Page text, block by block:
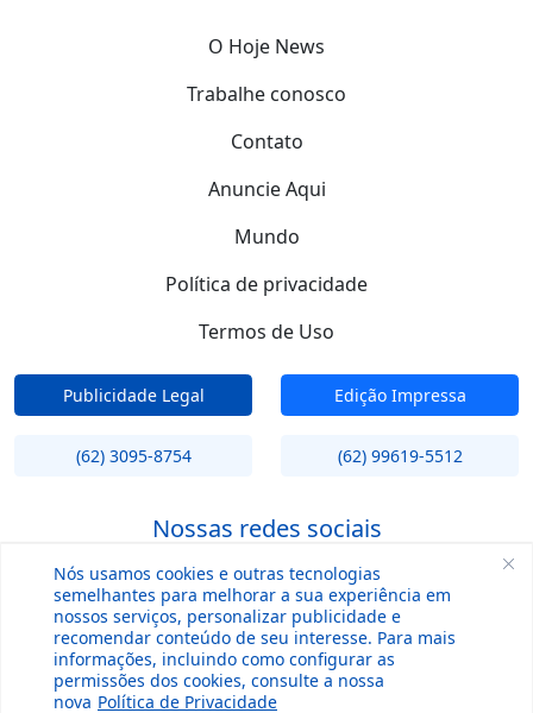
Nós usamos cookies e outras tecnologias
semelhantes para melhorar a sua experiência em
nossos serviços, personalizar publicidade e
recomendar conteúdo de seu interesse. Para mais
informações, incluindo como configurar as
permissões dos cookies, consulte a nossa
nova Política de Privacidade
O Hoje News
Trabalhe conosco
Contato
Anuncie Aqui
Mundo
Política de privacidade
Termos de Uso
Publicidade Legal Edição Impressa
(62) 3095-8754 (62) 99619-5512
Nossas redes sociais